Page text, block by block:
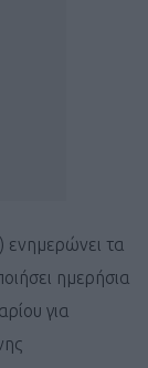
τα
ημερήσια
για